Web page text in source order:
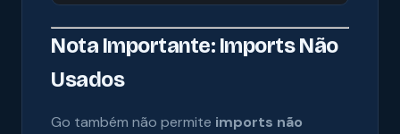
Nota Importante: Imports Não
Usados
Go também não permite imports não